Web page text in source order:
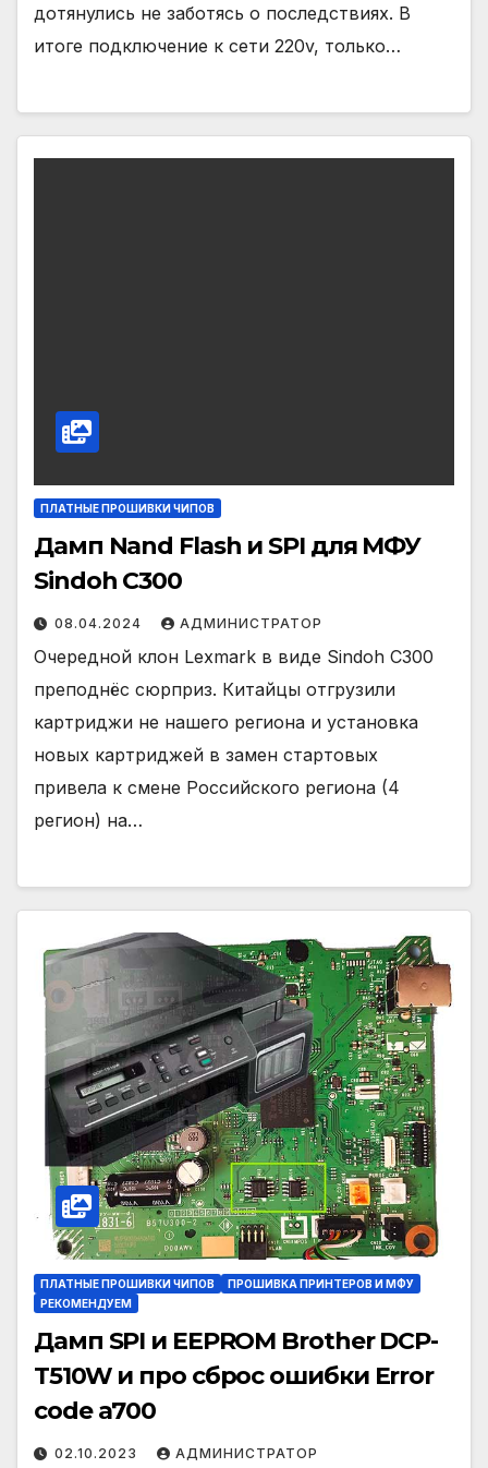
дотянулись не заботясь о последствиях. В
итоге подключение к сети 220v, только…
ПЛАТНЫЕ ПРОШИВКИ ЧИПОВ
Дамп Nand Flash и SPI для МФУ
Sindoh C300
08.04.2024 АДМИНИСТРАТОР
Очередной клон Lexmark в виде Sindoh C300
преподнёс сюрприз. Китайцы отгрузили
картриджи не нашего региона и установка
новых картриджей в замен стартовых
привела к смене Российского региона (4
регион) на…
ПЛАТНЫЕ ПРОШИВКИ ЧИПОВ
ПРОШИВКА ПРИНТЕРОВ И МФУ
РЕКОМЕНДУЕМ
Дамп SPI и EEPROM Brother DCP-
T510W и про сброс ошибки Error
code a700
02.10.2023 АДМИНИСТРАТОР